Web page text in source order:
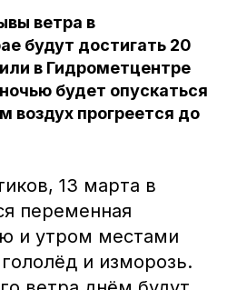
ветра в
будут достигать 20
в Гидрометцентре
будет опускаться
воздух прогреется до
13 марта в
переменная
и утром местами
и изморозь.